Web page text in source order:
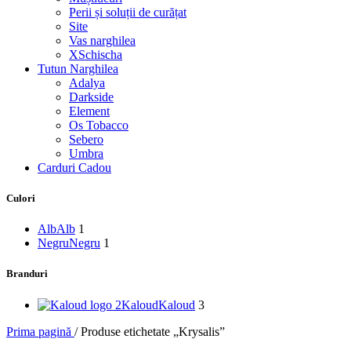
Perii și soluții de curățat
Site
Vas narghilea
XSchischa
Tutun Narghilea
Adalya
Darkside
Element
Os Tobacco
Sebero
Umbra
Carduri Cadou
Culori
AlbAlb 1
NegruNegru 1
Branduri
KaloudKaloud 3
Prima pagină / Produse etichetate „Krysalis”